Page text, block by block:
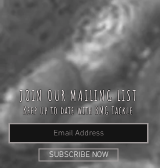
JOIN OUR MAILING LIST
Keep up to date with BMG Tackle
SUBSCRIBE NOW